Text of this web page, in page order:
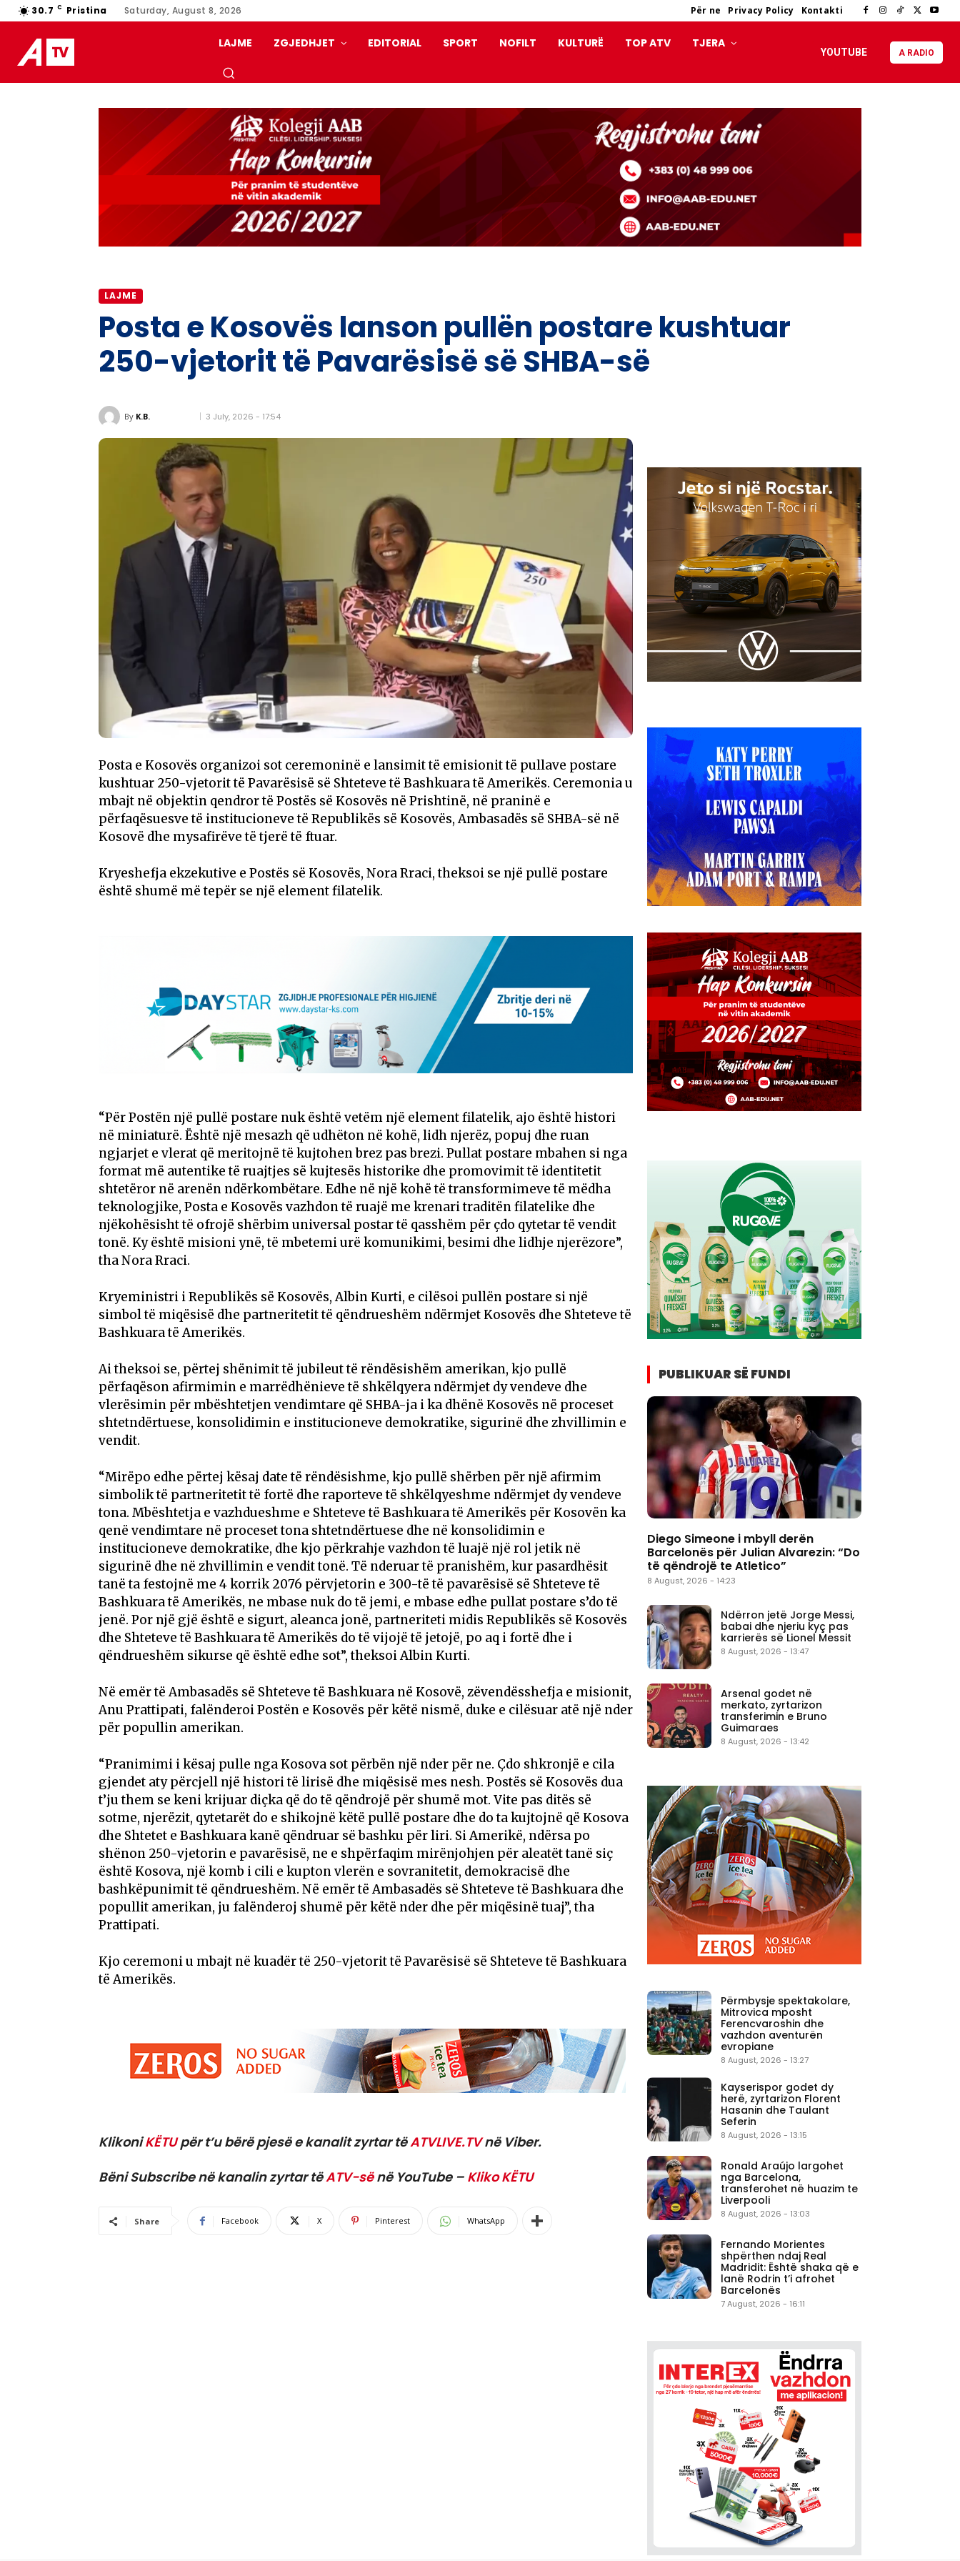
30.7 C Pristina Saturday, August 8, 2026 Për ne Privacy Policy Kontakti
LAJME ZGJEDHJET EDITORIAL SPORT NOFILT KULTURË TOP ATV TJERA
YOUTUBE A RADIO
LAJME
Posta e Kosovës lanson pullën postare kushtuar
250-vjetorit të Pavarësisë së SHBA-së
By K.B. 3 July, 2026 - 17:54
Posta e Kosovës organizoi sot ceremoninë e lansimit të emisionit të pullave postare
kushtuar 250-vjetorit të Pavarësisë së Shteteve të Bashkuara të Amerikës. Ceremonia u
mbajt në objektin qendror të Postës së Kosovës në Prishtinë, në praninë e
përfaqësuesve të institucioneve të Republikës së Kosovës, Ambasadës së SHBA-së në
Kosovë dhe mysafirëve të tjerë të ftuar.
Kryeshefja ekzekutive e Postës së Kosovës, Nora Rraci, theksoi se një pullë postare
është shumë më tepër se një element filatelik.
“Për Postën një pullë postare nuk është vetëm një element filatelik, ajo është histori
në miniaturë. Është një mesazh që udhëton në kohë, lidh njerëz, popuj dhe ruan
ngjarjet e vlerat që meritojnë të kujtohen brez pas brezi. Pullat postare mbahen si nga
format më autentike të ruajtjes së kujtesës historike dhe promovimit të identitetit
shtetëror në arenën ndërkombëtare. Edhe në një kohë të transformimeve të mëdha
teknologjike, Posta e Kosovës vazhdon të ruajë me krenari traditën filatelike dhe
njëkohësisht të ofrojë shërbim universal postar të qasshëm për çdo qytetar të vendit
tonë. Ky është misioni ynë, të mbetemi urë komunikimi, besimi dhe lidhje njerëzore”,
tha Nora Rraci.
Kryeministri i Republikës së Kosovës, Albin Kurti, e cilësoi pullën postare si një
simbol të miqësisë dhe partneritetit të qëndrueshëm ndërmjet Kosovës dhe Shteteve të
Bashkuara të Amerikës.
Ai theksoi se, përtej shënimit të jubileut të rëndësishëm amerikan, kjo pullë
përfaqëson afirmimin e marrëdhënieve të shkëlqyera ndërmjet dy vendeve dhe
vlerësimin për mbështetjen vendimtare që SHBA-ja i ka dhënë Kosovës në proceset
shtetndërtuese, konsolidimin e institucioneve demokratike, sigurinë dhe zhvillimin e
vendit.
“Mirëpo edhe përtej kësaj date të rëndësishme, kjo pullë shërben për një afirmim
simbolik të partneritetit të fortë dhe raporteve të shkëlqyeshme ndërmjet dy vendeve
tona. Mbështetja e vazhdueshme e Shteteve të Bashkuara të Amerikës për Kosovën ka
qenë vendimtare në proceset tona shtetndërtuese dhe në konsolidimin e
institucioneve demokratike, dhe kjo përkrahje vazhdon të luajë një rol jetik në
sigurinë dhe në zhvillimin e vendit tonë. Të nderuar të pranishëm, kur pasardhësit
tanë ta festojnë me 4 korrik 2076 përvjetorin e 300-të të pavarësisë së Shteteve të
Bashkuara të Amerikës, ne mbase nuk do të jemi, e mbase edhe pullat postare s’do të
jenë. Por një gjë është e sigurt, aleanca jonë, partneriteti midis Republikës së Kosovës
dhe Shteteve të Bashkuara të Amerikës do të vijojë të jetojë, po aq i fortë dhe i
qëndrueshëm sikurse që është edhe sot”, theksoi Albin Kurti.
Në emër të Ambasadës së Shteteve të Bashkuara në Kosovë, zëvendësshefja e misionit,
Anu Prattipati, falënderoi Postën e Kosovës për këtë nismë, duke e cilësuar atë një nder
për popullin amerikan.
“Pranimimi i kësaj pulle nga Kosova sot përbën një nder për ne. Çdo shkronjë e cila
gjendet aty përcjell një histori të lirisë dhe miqësisë mes nesh. Postës së Kosovës dua
t’ju them se keni krijuar diçka që do të qëndrojë për shumë mot. Vite pas ditës së
sotme, njerëzit, qytetarët do e shikojnë këtë pullë postare dhe do ta kujtojnë që Kosova
dhe Shtetet e Bashkuara kanë qëndruar së bashku për liri. Si Amerikë, ndërsa po
shënon 250-vjetorin e pavarësisë, ne e shpërfaqim mirënjohjen për aleatët tanë siç
është Kosova, një komb i cili e kupton vlerën e sovranitetit, demokracisë dhe
bashkëpunimit të qëndrueshëm. Në emër të Ambasadës së Shteteve të Bashkuara dhe
popullit amerikan, ju falënderoj shumë për këtë nder dhe për miqësinë tuaj”, tha
Prattipati.
Kjo ceremoni u mbajt në kuadër të 250-vjetorit të Pavarësisë së Shteteve të Bashkuara
të Amerikës.
KlikoniKËTUpër t’u bërë pjesë e kanalit zyrtar tëATVLIVE.TVnë Viber.
Bëni Subscribe në kanalin zyrtar tëATV-sënë YouTube – Kliko KËTU
Share Facebook X Pinterest WhatsApp
PUBLIKUAR SË FUNDI
Diego Simeone i mbyll derën
Barcelonës për Julian Alvarezin: “Do
të qëndrojë te Atletico”
8 August, 2026 - 14:23
Ndërron jetë Jorge Messi,
babai dhe njeriu kyç pas
karrierës së Lionel Messit
8 August, 2026 - 13:47
Arsenal godet në
merkato, zyrtarizon
transferimin e Bruno
Guimaraes
8 August, 2026 - 13:42
Përmbysje spektakolare,
Mitrovica mposht
Ferencvaroshin dhe
vazhdon aventurën
evropiane
8 August, 2026 - 13:27
Kayserispor godet dy
herë, zyrtarizon Florent
Hasanin dhe Taulant
Seferin
8 August, 2026 - 13:15
Ronald Araújo largohet
nga Barcelona,
transferohet në huazim te
Liverpooli
8 August, 2026 - 13:03
Fernando Morientes
shpërthen ndaj Real
Madridit: Është shaka që e
lanë Rodrin t’i afrohet
Barcelonës
7 August, 2026 - 16:11